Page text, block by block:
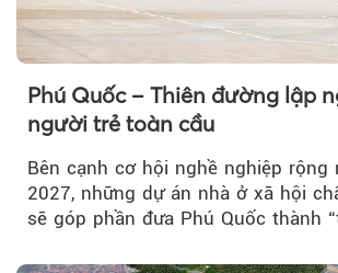
Phú Quốc – Thiên đường lập
người trẻ toàn cầu
Bên cạnh cơ hội nghề nghiệp rộng
2027, những dự án nhà ở xã hội
sẽ góp phần đưa Phú Quốc thành